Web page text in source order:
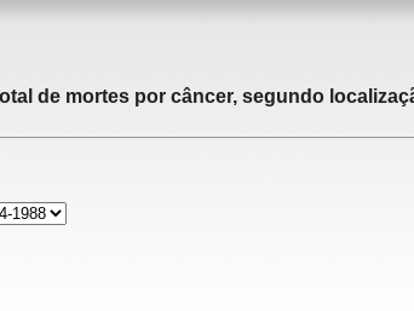
de mortes por câncer, segundo